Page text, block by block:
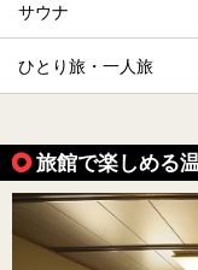
サウナ
ひとり旅・一人旅
旅館で楽しめる